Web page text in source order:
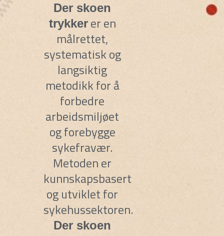
Der skoen
trykkerer en
målrettet,
systematisk og
langsiktig
metodikk for å
forbedre
arbeidsmiljøet
og forebygge
sykefravær.
Metoden er
kunnskapsbasert
og utviklet for
sykehussektoren.
Der skoen